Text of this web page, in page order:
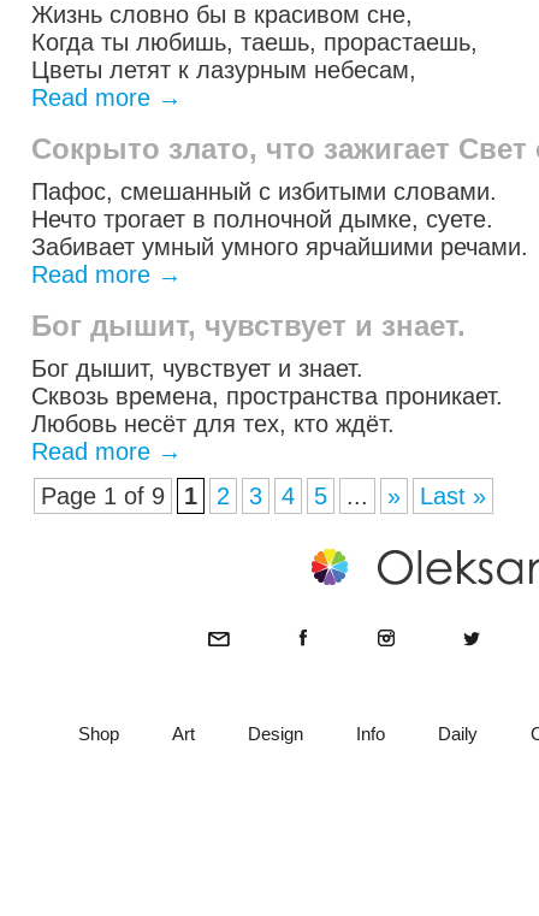
Жизнь словно бы в красивом сне,
Когда ты любишь, таешь, прорастаешь,
Цветы летят к лазурным небесам,
Read more →
Сокрыто злато, что зажигает
Пафос, смешанный с избитыми словами.
Нечто трогает в полночной дымке, суете.
Забивает умный умного ярчайшими речами.
Read more →
Бог дышит, чувствует и знает.
Бог дышит, чувствует и знает.
Сквозь времена, пространства проникает.
Любовь несёт для тех, кто ждёт.
Read more →
Page 1 of 9
1 2 3 4 5 ... » Last »
Shop Art Design Info Daily